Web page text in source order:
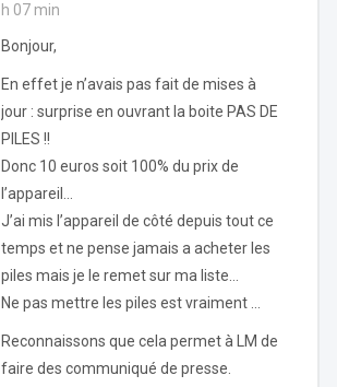
h 07 min
Bonjour,
En effet je n’avais pas fait de mises à
jour : surprise en ouvrant la boite PAS DE
PILES !!
Donc 10 euros soit 100% du prix de
l’appareil…
J’ai mis l’appareil de côté depuis tout ce
temps et ne pense jamais a acheter les
piles mais je le remet sur ma liste…
Ne pas mettre les piles est vraiment …
Reconnaissons que cela permet à LM de
faire des communiqué de presse.